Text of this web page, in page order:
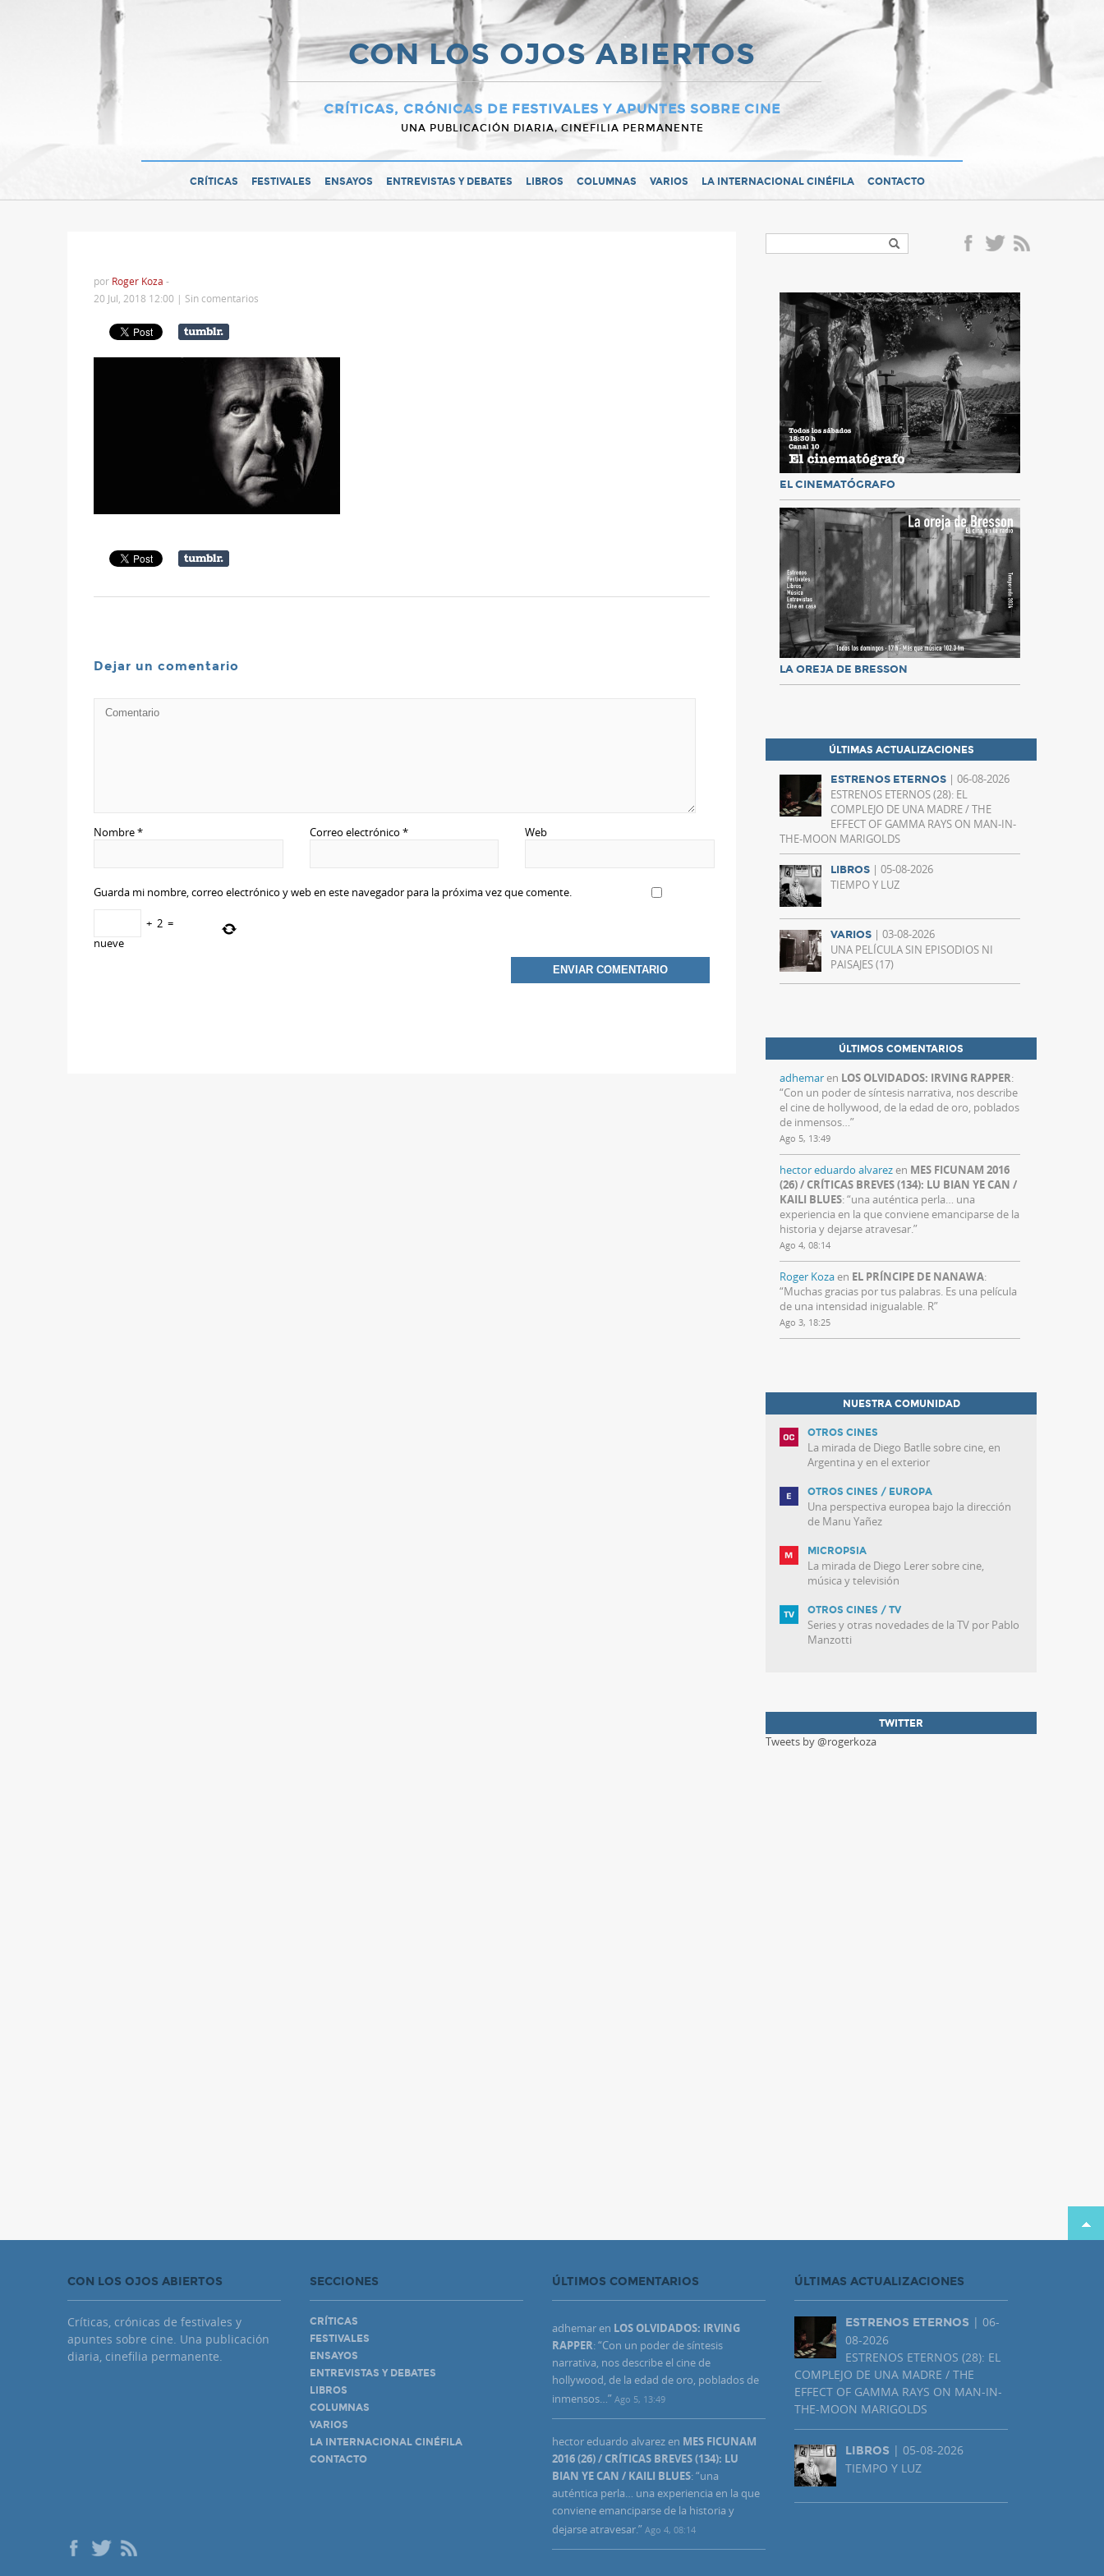
CON LOS OJOS ABIERTOS
CRÍTICAS, CRÓNICAS DE FESTIVALES Y APUNTES SOBRE CINE
UNA PUBLICACIÓN DIARIA, CINEFILIA PERMANENTE
CRÍTICAS FESTIVALES ENSAYOS ENTREVISTAS Y DEBATES LIBROS COLUMNAS VARIOS LA INTERNACIONAL CINÉFILA CONTACTO
por Roger Koza -
20 Jul, 2018 12:00 | Sin comentarios
Dejar un comentario
Nombre* Correo electrónico * Web
Guarda mi nombre, correo electrónico y web en este navegador para la próxima vez que comente.
+ 2 =
nueve
EL CINEMATÓGRAFO
LA OREJA DE BRESSON
ÚLTIMAS ACTUALIZACIONES
ESTRENOS ETERNOS | 06-08-2026
ESTRENOS ETERNOS (28): EL
COMPLEJO DE UNA MADRE / THE
EFFECT OF GAMMA RAYS ON MAN-IN-
THE-MOON MARIGOLDS
LIBROS | 05-08-2026
TIEMPO Y LUZ
VARIOS | 03-08-2026
UNA PELÍCULA SIN EPISODIOS NI
PAISAJES (17)
ÚLTIMOS COMENTARIOS
adhemaren LOS OLVIDADOS: IRVING RAPPER:
“Con un poder de síntesis narrativa, nos describe
el cine de hollywood, de la edad de oro, poblados
de inmensos…”
Ago 5, 13:49
hector eduardo alvarezen MES FICUNAM 2016
(26) / CRÍTICAS BREVES (134): LU BIAN YE CAN /
KAILI BLUES: “una auténtica perla… una
experiencia en la que conviene emanciparse de la
historia y dejarse atravesar.”
Ago 4, 08:14
Roger Kozaen EL PRÍNCIPE DE NANAWA:
“Muchas gracias por tus palabras. Es una película
de una intensidad inigualable. R”
Ago 3, 18:25
NUESTRA COMUNIDAD
OTROS CINES
La mirada de Diego Batlle sobre cine, en
Argentina y en el exterior
OTROS CINES / EUROPA
Una perspectiva europea bajo la dirección
de Manu Yañez
MICROPSIA
La mirada de Diego Lerer sobre cine,
música y televisión
OTROS CINES / TV
Series y otras novedades de la TV por Pablo
Manzotti
TWITTER
Tweets by @rogerkoza
CON LOS OJOS ABIERTOS
Críticas, crónicas de festivales y
apuntes sobre cine. Una publicación
diaria, cinefilia permanente.
SECCIONES
CRÍTICAS
FESTIVALES
ENSAYOS
ENTREVISTAS Y DEBATES
LIBROS
COLUMNAS
VARIOS
LA INTERNACIONAL CINÉFILA
CONTACTO
ÚLTIMOS COMENTARIOS
adhemaren LOS OLVIDADOS: IRVING
RAPPER: “Con un poder de síntesis
narrativa, nos describe el cine de
hollywood, de la edad de oro, poblados de
inmensos…” Ago 5, 13:49
hector eduardo alvarezen MES FICUNAM
2016 (26) / CRÍTICAS BREVES (134): LU
BIAN YE CAN / KAILI BLUES: “una
auténtica perla… una experiencia en la que
conviene emanciparse de la historia y
dejarse atravesar.” Ago 4, 08:14
ÚLTIMAS ACTUALIZACIONES
ESTRENOS ETERNOS | 06-
08-2026
ESTRENOS ETERNOS (28): EL
COMPLEJO DE UNA MADRE / THE
EFFECT OF GAMMA RAYS ON MAN-IN-
THE-MOON MARIGOLDS
LIBROS | 05-08-2026
TIEMPO Y LUZ